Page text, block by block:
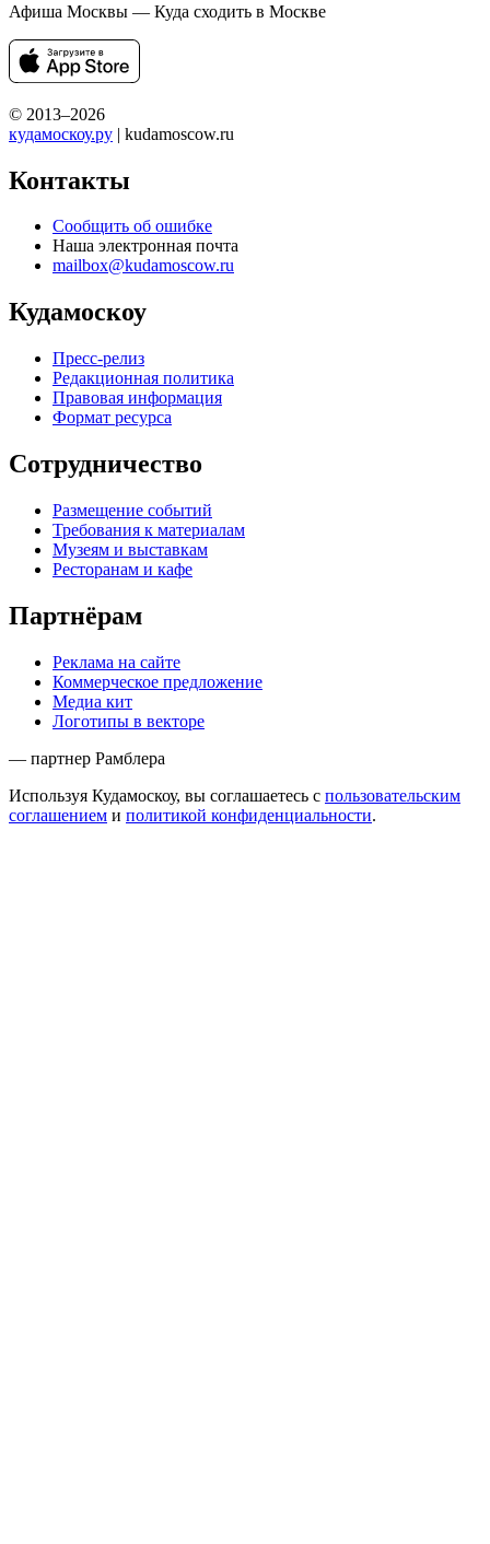
Афиша Москвы — Куда сходить в Москве
© 2013–2026
кудамоскоу.ру | kudamoscow.ru
Контакты
Сообщить об ошибке
Наша электронная почта
mailbox@kudamoscow.ru
Кудамоскоу
Пресс-релиз
Редакционная политика
Правовая информация
Формат ресурса
Сотрудничество
Размещение событий
Требования к материалам
Музеям и выставкам
Ресторанам и кафе
Партнёрам
Реклама на сайте
Коммерческое предложение
Медиа кит
Логотипы в векторе
— партнер Рамблера
Используя Кудамоскоу, вы соглашаетесь с пользовательским
соглашением и политикой конфиденциальности.